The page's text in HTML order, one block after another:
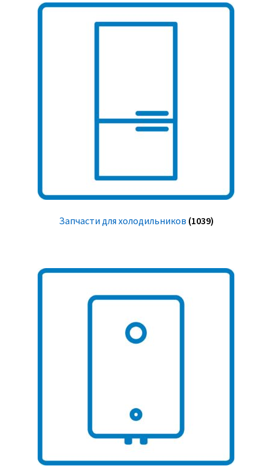
Запчасти для холодильников (1039)